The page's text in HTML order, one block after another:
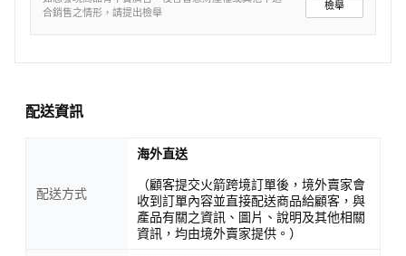
合銷售之情形，請提出檢舉
檢舉
配送資訊
配送方式
海外直送
（顧客提交火箭跨境訂單後，境外賣家會
收到訂單內容並直接配送商品給顧客，與
產品有關之資訊、圖片、說明及其他相關
資訊，均由境外賣家提供。）